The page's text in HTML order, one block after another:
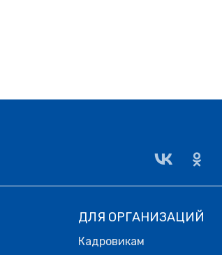
ДЛЯ ОРГАНИЗАЦИЙ
Кадровикам